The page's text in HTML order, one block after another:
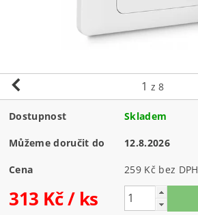
1 z 8
Dostupnost Skladem
Můžeme doručit do 12.8.2026
Cena 259 Kč bez DPH
313 Kč/ ks